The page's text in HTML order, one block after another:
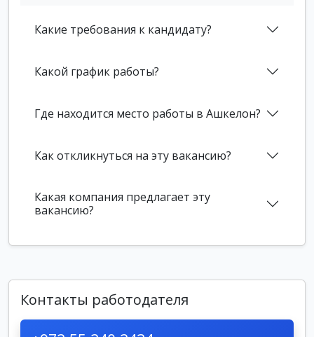
Какие требования к кандидату?
Какой график работы?
Где находится место работы в Ашкелон?
Как откликнуться на эту вакансию?
Какая компания предлагает эту
вакансию?
Контакты работодателя